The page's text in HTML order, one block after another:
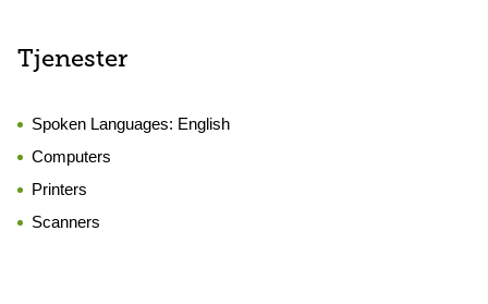
Tjenester
Spoken Languages: English
Computers
Printers
Scanners